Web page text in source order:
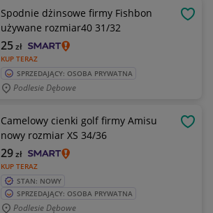
Spodnie dżinsowe firmy Fishbon
używane rozmiar40 31/32
KUP TERAZ
25zł
SPRZEDAJĄCY: OSOBA PRYWATNA
Podlesie Dębowe
Camelowy cienki golf firmy Amisu
nowy rozmiar XS 34/36
KUP TERAZ
29zł
STAN: NOWY
SPRZEDAJĄCY: OSOBA PRYWATNA
Podlesie Dębowe